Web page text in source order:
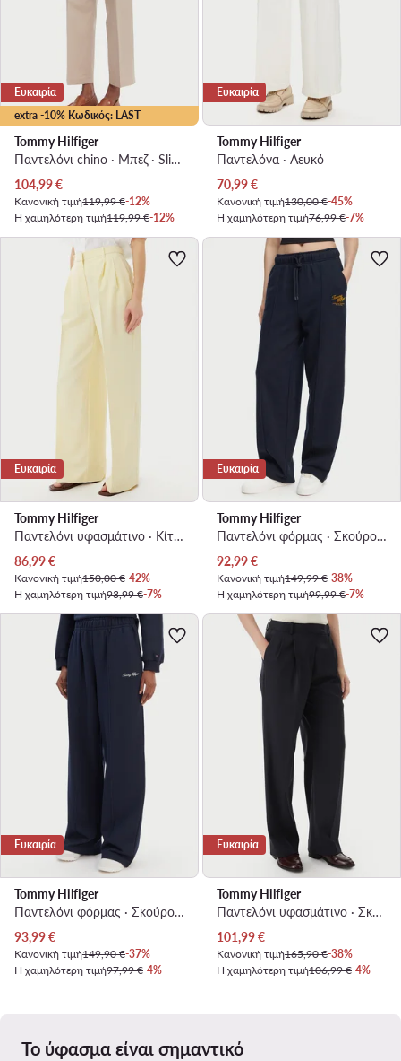
extra -10% Κωδικός: LAST
Ευκαιρία
Tommy Hilfiger
Παντελόνι chino · Μπεζ · Slim Fit
Τρέχουσα τιμή
104,99€
Κανονική τιμή119,99 €-12%
Η χαμηλότερη τιμή119,99 €-12%
Ευκαιρία
Tommy Hilfiger
Παντελόνα · Λευκό
Τρέχουσα τιμή
70,99€
Κανονική τιμή130,00 €-45%
Η χαμηλότερη τιμή76,99 €-7%
Ευκαιρία
Tommy Hilfiger
Παντελόνι υφασμάτινο · Κίτρινο · Relaxed Fit
Τρέχουσα τιμή
86,99€
Κανονική τιμή150,00 €-42%
Η χαμηλότερη τιμή93,99 €-7%
Ευκαιρία
Tommy Hilfiger
Παντελόνι φόρμας · Σκούρο μπλε · Relaxed Fit
Τρέχουσα τιμή
92,99€
Κανονική τιμή149,99 €-38%
Η χαμηλότερη τιμή99,99 €-7%
Ευκαιρία
Tommy Hilfiger
Παντελόνι φόρμας · Σκούρο μπλε · Relaxed Fit
Τρέχουσα τιμή
93,99€
Κανονική τιμή149,90 €-37%
Η χαμηλότερη τιμή97,99 €-4%
Ευκαιρία
Tommy Hilfiger
Παντελόνι υφασμάτινο · Σκούρο μπλε · Regular Fit
Τρέχουσα τιμή
101,99€
Κανονική τιμή165,90 €-38%
Η χαμηλότερη τιμή106,99 €-4%
Το ύφασμα είναι σημαντικό